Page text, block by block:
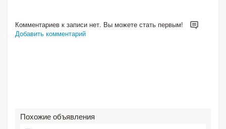
Комментариев к записи нет. Вы можете стать первым!
Добавить комментарий
Похожие объявления